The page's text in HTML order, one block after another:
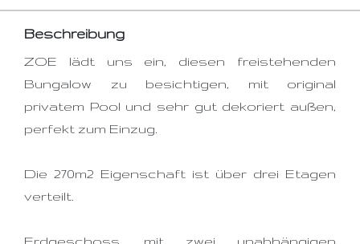
Beschreibung
ZOE lädt uns ein, diesen freistehenden
Bungalow zu besichtigen, mit original
privatem Pool und sehr gut dekoriert außen,
perfekt zum Einzug.
Die 270m2 Eigenschaft ist über drei Etagen
verteilt.
Erdgeschoss, mit zwei unabhängigen